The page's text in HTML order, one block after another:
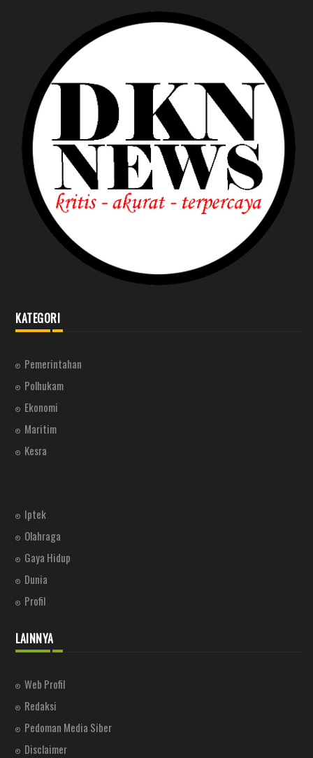
KATEGORI
Pemerintahan
Polhukam
Ekonomi
Maritim
Kesra
Iptek
Olahraga
Gaya Hidup
Dunia
Profil
LAINNYA
Web Profil
Redaksi
Pedoman Media Siber
Disclaimer